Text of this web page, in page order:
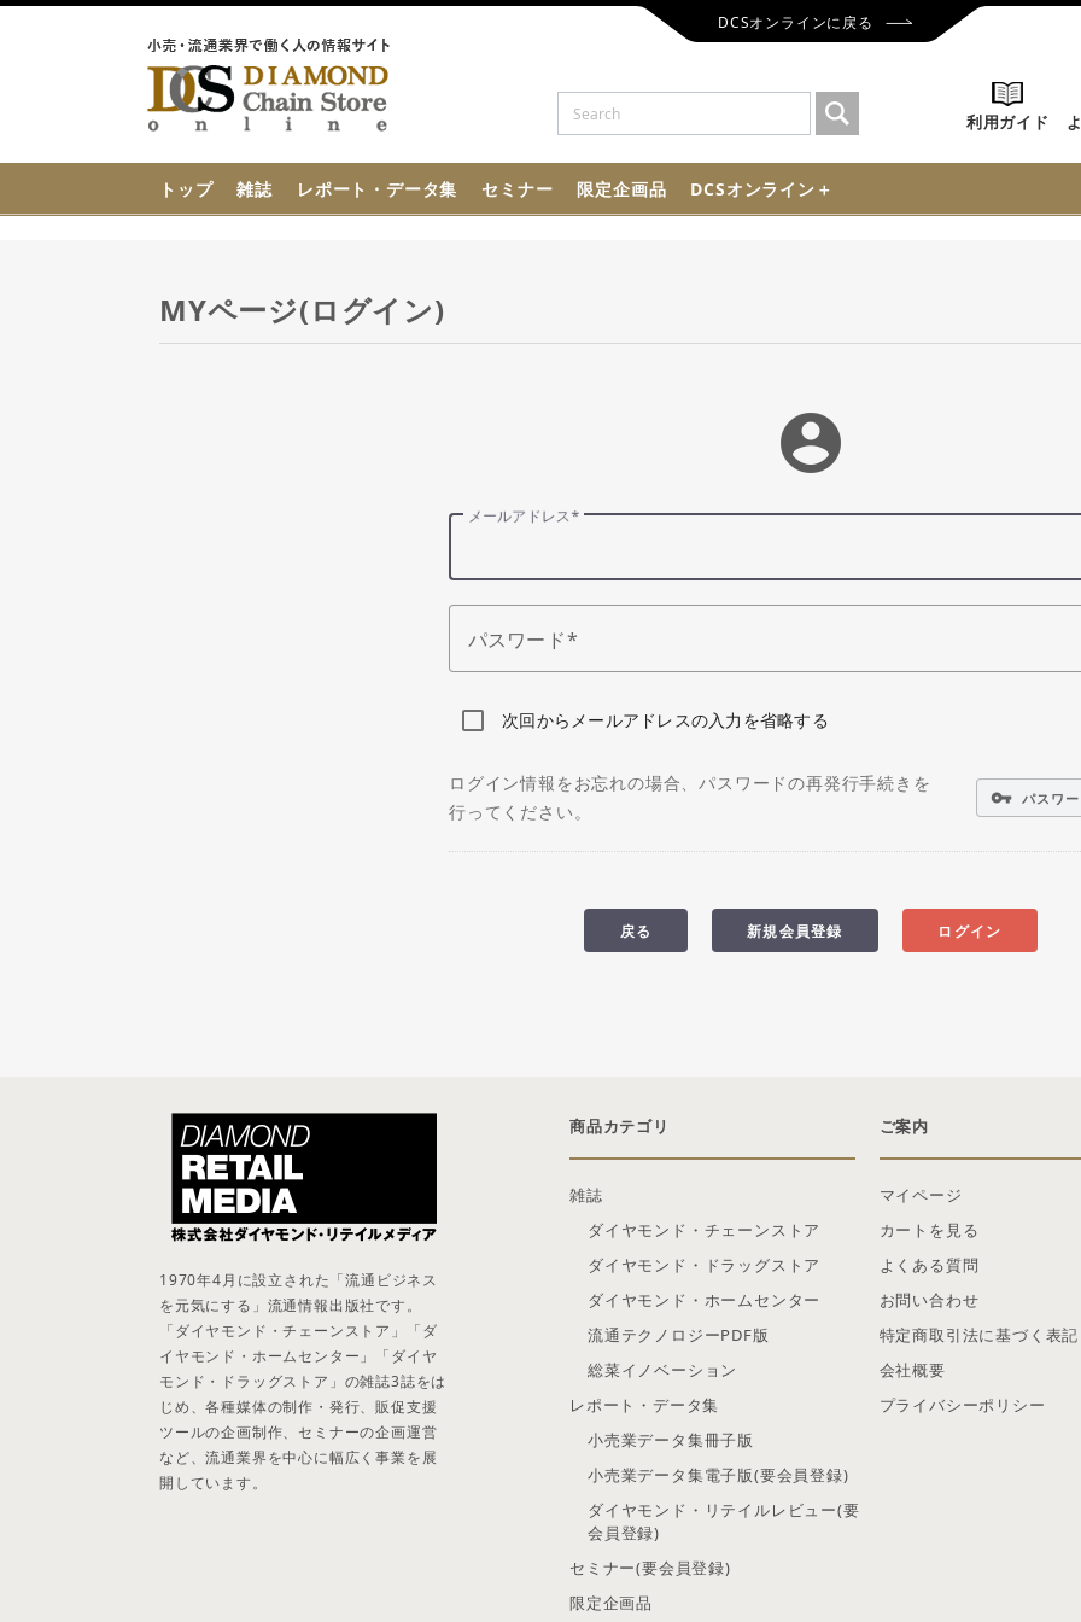
DCSオンラインに戻る
利用ガイド
トップ 雑誌 レポート・データ集 セミナー 限定企画品 DCSオンライン＋
MYページ(ログイン)
account_circle
メールアドレス
パスワード
次回からメールアドレスの入力を省略する
ログイン情報をお忘れの場合、パスワードの再発行手続きを
行ってください。
vpn_key パスワ
ログイン
新規会員登録
戻る
商品カテゴリ
雑誌
ダイヤモンド・チェーンストア
ダイヤモンド・ドラッグストア
ダイヤモンド・ホームセンター
流通テクノロジーPDF版
総菜イノベーション
レポート・データ集
小売業データ集冊子版
小売業データ集電子版(要会員登録)
ダイヤモンド・リテイルレビュー(要
会員登録)
セミナー(要会員登録)
限定企画品
ご案内
マイページ
カートを見る
よくある質問
お問い合わせ
特定商取引法に基づく表記
会社概要
プライバシーポリシー
1970年4月に設立された「流通ビジネス
を元気にする」流通情報出版社です。
「ダイヤモンド・チェーンストア」「ダ
イヤモンド・ホームセンター」「ダイヤ
モンド・ドラッグストア」の雑誌3誌をは
じめ、各種媒体の制作・発行、販促支援
ツールの企画制作、セミナーの企画運営
など、流通業界を中心に幅広く事業を展
開しています。